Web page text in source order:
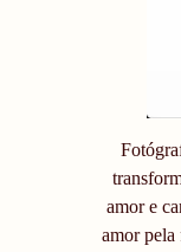
amor e
amor pela